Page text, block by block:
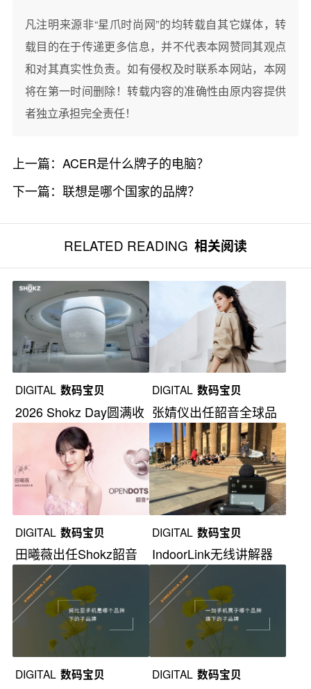
凡注明来源非“星爪时尚网”的均转载自其它媒体，转
载目的在于传递更多信息，并不代表本网赞同其观点
和对其真实性负责。如有侵权及时联系本网站，本网
将在第一时间删除！转载内容的准确性由原内容提供
者独立承担完全责任！
上一篇： ACER是什么牌子的电脑？
下一篇： 联想是哪个国家的品牌？
RELATED READING 相关阅读
DIGITAL 数码宝贝
2026 Shokz Day圆满收
DIGITAL 数码宝贝
张婧仪出任韶音全球品
牌大使
DIGITAL 数码宝贝
田曦薇出任Shokz韶音
全球品牌大使
DIGITAL 数码宝贝
IndoorLink无线讲解器
亮相MWC
DIGITAL 数码宝贝 DIGITAL 数码宝贝